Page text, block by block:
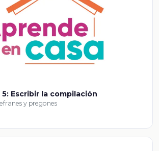
5: Escribir la compilación
y pregones